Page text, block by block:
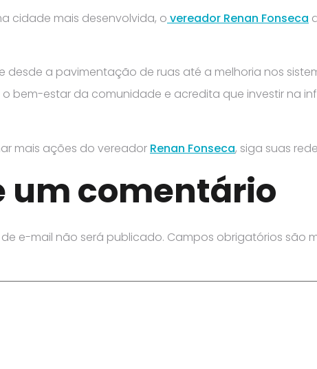
cidade mais desenvolvida, o vereador Renan Fonseca
desde a pavimentação de ruas até a melhoria nos
bem-estar da comunidade e acredita que investir na
mais ações do vereador Renan Fonseca, siga suas
um comentário
e-mail não será publicado. Campos obrigatórios são